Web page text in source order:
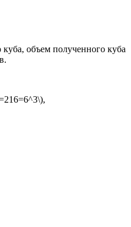
объем полученного куба